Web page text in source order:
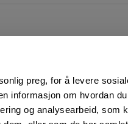
preg, for å levere
informasjon om hvordan
og analysearbeid, som